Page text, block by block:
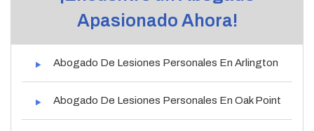
Apasionado Ahora!
Abogado De Lesiones Personales En Arlington
Abogado De Lesiones Personales En Oak Point